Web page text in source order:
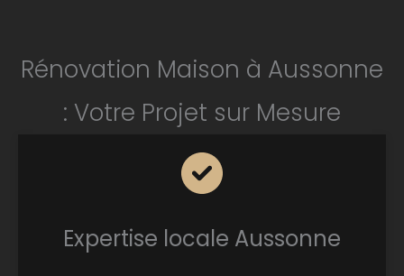
Rénovation Maison à Aussonne
: Votre Projet sur Mesure
Expertise locale Aussonne